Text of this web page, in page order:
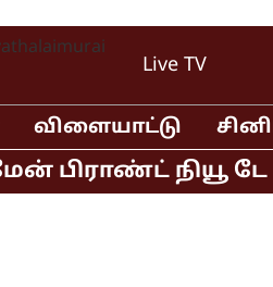
Live TV
விளையாட்டு
நியூ டே